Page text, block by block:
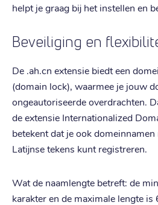
helpt je graag bij het instellen en
Beveiliging en
De .ah.cn extensie biedt een
(domain lock), waarmee je jouw
ongeautoriseerde overdrachten.
de extensie Internationalized
betekent dat je ook
Latijnse tekens kunt registreren.
Wat de naamlengte betreft: de
karakter en de maximale lengte